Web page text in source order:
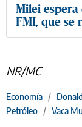
Milei
FMI, que se
NR/MC
Economía /
Petróleo / Vaca